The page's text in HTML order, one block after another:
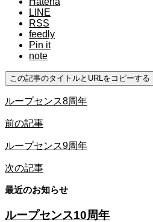
LINE
RSS
feedly
Pin it
note
この記事のタイトルとURLをコピーする
ループセンス8周年
前の記事
ループセンス9周年
次の記事
最近のお知らせ
ループセンス10周年